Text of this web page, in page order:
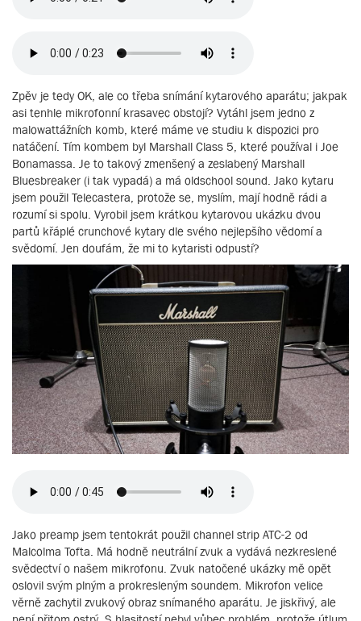
Zpěv je tedy OK, ale co třeba snímání kytarového aparátu; jakpak
asi tenhle mikrofonní krasavec obstojí? Vytáhl jsem jedno z
malowattážních komb, které máme ve studiu k dispozici pro
natáčení. Tím kombem byl Marshall Class 5, které používal i Joe
Bonamassa. Je to takový zmenšený a zeslabený Marshall
Bluesbreaker (i tak vypadá) a má oldschool sound. Jako kytaru
jsem použil Telecastera, protože se, myslím, mají hodně rádi a
rozumí si spolu. Vyrobil jsem krátkou kytarovou ukázku dvou
partů křáplé crunchové kytary dle svého nejlepšího vědomí a
svědomí. Jen doufám, že mi to kytaristi odpustí?
Jako preamp jsem tentokrát použil channel strip ATC-2 od
Malcolma Tofta. Má hodně neutrální zvuk a vydává nezkreslené
svědectví o našem mikrofonu. Zvuk natočené ukázky mě opět
oslovil svým plným a prokresleným soundem. Mikrofon velice
věrně zachytil zvukový obraz snímaného aparátu. Je jiskřivý, ale